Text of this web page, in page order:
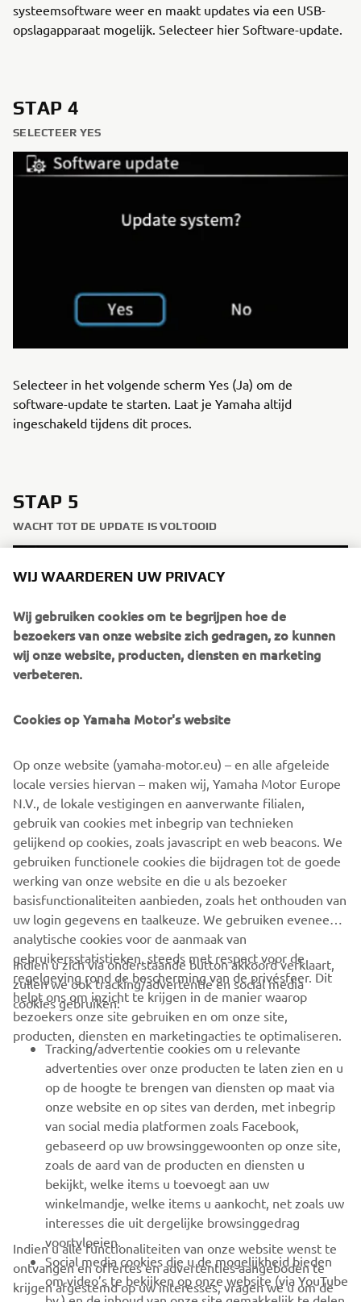
systeemsoftware weer en maakt updates via een USB-
opslagapparaat mogelijk. Selecteer hier Software-update.
STAP 4
SELECTEER YES
Selecteer in het volgende scherm Yes (Ja) om de
software-update te starten. Laat je Yamaha altijd
ingeschakeld tijdens dit proces.
STAP 5
WACHT TOT DE UPDATE IS VOLTOOID
Wacht nu tot jouw Yamaha de software-update heeft
voltooid. Belangrijk: schakel het voertuig niet uit,
verwijder de USB-stick niet en zet het voertuig niet in
beweging totdat de update is voltooid. Wanneer je het
bericht krijgt dat de update is voltooid, kan je de USB-stick
verwijderen en genieten van de rit!
CORPORATE
BUSINESS
MEER YAMAHA
SUPPORT
NIEUWSBRIEF
Wees de eerste die meer te weten komt over de nieuwste deals,
speciale evenementen, nieuwe producten en nog veel meer
WIJ WAARDEREN UW PRIVACY
Wij gebruiken cookies om te begrijpen hoe de
bezoekers van onze website zich gedragen, zo kunnen
wij onze website, producten, diensten en marketing
verbeteren.
Cookies op Yamaha Motor's website
Op onze website (yamaha-motor.eu) – en alle afgeleide
locale versies hiervan – maken wij, Yamaha Motor Europe
N.V., de lokale vestigingen en aanverwante filialen,
gebruik van cookies met inbegrip van technieken
gelijkend op cookies, zoals javascript en web beacons. We
gebruiken functionele cookies die bijdragen tot de goede
werking van onze website en die u als bezoeker
basisfunctionaliteiten aanbieden, zoals het onthouden van
uw login gegevens en taalkeuze. We gebruiken eveneens
analytische cookies voor de aanmaak van
gebruikersstatistieken, steeds met respect voor de
regelgeving rond de bescherming van de privésfeer. Dit
helpt ons om inzicht te krijgen in de manier waarop
bezoekers onze site gebruiken en om onze site,
producten, diensten en marketingacties te optimaliseren.
Indien u zich via onderstaande button akkoord verklaart,
zullen we ook tracking/advertentie en social media
cookies gebruiken:
Tracking/advertentie cookies om u relevante
advertenties over onze producten te laten zien en u
op de hoogte te brengen van diensten op maat via
onze website en op sites van derden, met inbegrip
van social media platformen zoals Facebook,
gebaseerd op uw browsinggewoonten op onze site,
zoals de aard van de producten en diensten u
bekijkt, welke items u toevoegt aan uw
winkelmandje, welke items u aankocht, net zoals uw
interesses die uit dergelijke browsinggedrag
voortvloeien.
Social media cookies die u de mogelijkheid bieden
om video’s te bekijken op onze website (via YouTube
Indien u alle functionaliteiten van onze website wenst te
ontvangen en offertes en advertenties aangeboden te
krijgen afgestemd op uw interesses, vragen we u om de